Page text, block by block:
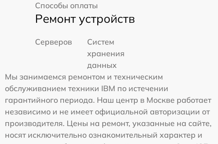
Способы оплаты
Ремонт устройств
Серверов
Систем
хранения
данных
Мы занимаемся ремонтом и техническим
обслуживанием техники IBM по истечении
гарантийного периода. Наш центр в Москве работает
независимо и не имеет официальной авторизации от
производителя. Цены на ремонт, указанные на сайте,
носят исключительно ознакомительный характер и